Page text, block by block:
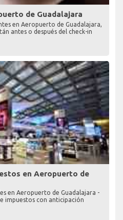
de Guadalajara
en Aeropuerto de Guadalajara,
en Aeropuerto de
en Aeropuerto de Guadalajara -